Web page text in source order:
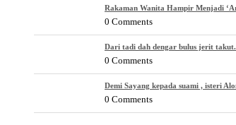
Rakaman Wanita Hampir Menjadi
0 Comments
Dari tadi dah dengar bulus jerit
0 Comments
Demi Sayang kepada suami , isteri
0 Comments